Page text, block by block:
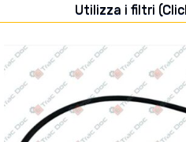
Utilizza i filtri